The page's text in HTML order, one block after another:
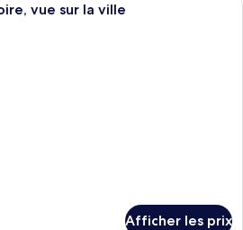
vue sur la ville
Afficher les prix